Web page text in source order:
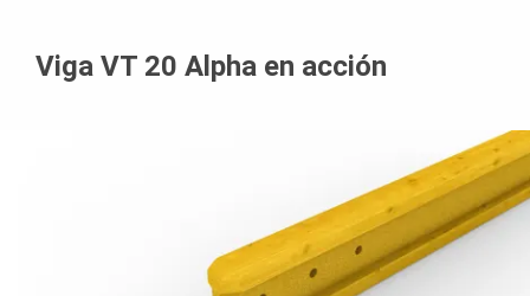
Viga VT 20 Alpha en acción